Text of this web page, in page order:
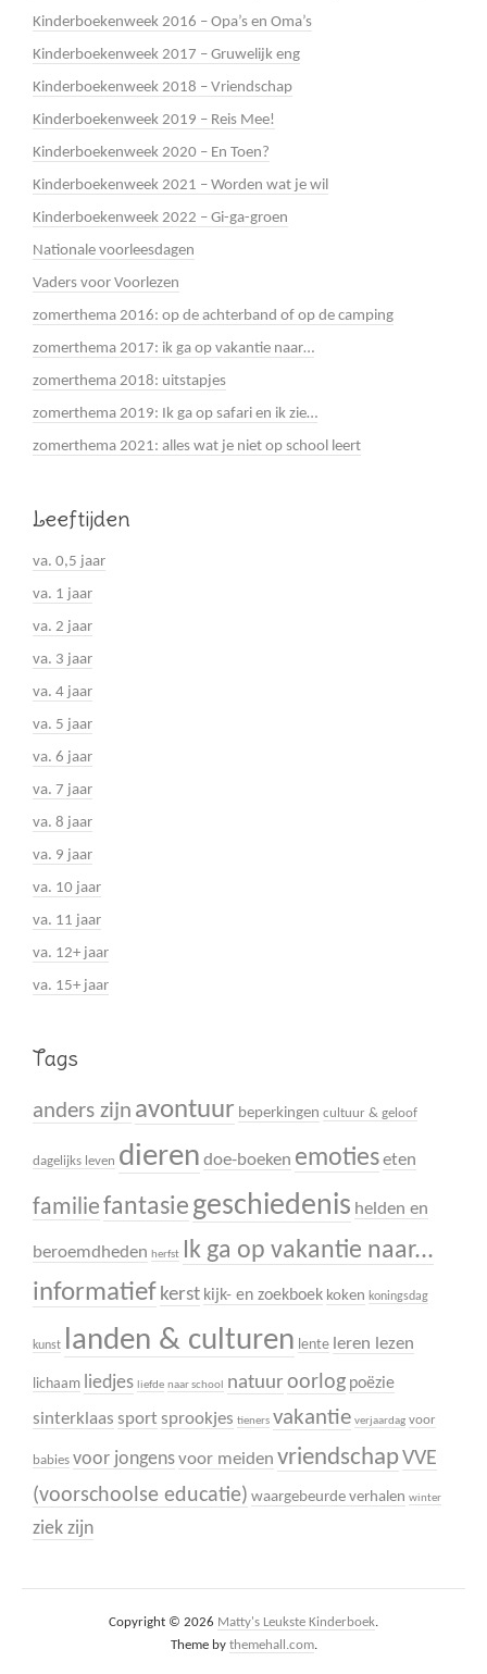
Kinderboekenweek 2016 – Opa’s en Oma’s
Kinderboekenweek 2017 – Gruwelijk eng
Kinderboekenweek 2018 – Vriendschap
Kinderboekenweek 2019 – Reis Mee!
Kinderboekenweek 2020 – En Toen?
Kinderboekenweek 2021 – Worden wat je wil
Kinderboekenweek 2022 – Gi-ga-groen
Nationale voorleesdagen
Vaders voor Voorlezen
zomerthema 2016: op de achterband of op de camping
zomerthema 2017: ik ga op vakantie naar…
zomerthema 2018: uitstapjes
zomerthema 2019: Ik ga op safari en ik zie…
zomerthema 2021: alles wat je niet op school leert
Leeftijden
va. 0,5 jaar
va. 1 jaar
va. 2 jaar
va. 3 jaar
va. 4 jaar
va. 5 jaar
va. 6 jaar
va. 7 jaar
va. 8 jaar
va. 9 jaar
va. 10 jaar
va. 11 jaar
va. 12+ jaar
va. 15+ jaar
Tags
anders zijn avontuur beperkingen cultuur & geloof
dagelijks leven dieren doe-boeken emotieseten
familiefantasie geschiedenis helden en
beroemdheden herfst Ik ga op vakantie naar...
informatief kerst kijk- en zoekboek koken koningsdag
kunst landen & culturen lente leren lezen
lichaam liedjes liefde naar school natuur oorlog poëzie
sinterklaas sport sprookjes tieners vakantie verjaardag voor
babies voor jongensvoor meiden vriendschapVVE
(voorschoolse educatie) waargebeurde verhalen winter
ziek zijn
Copyright © 2026 Matty's Leukste Kinderboek.
Theme by themehall.com.